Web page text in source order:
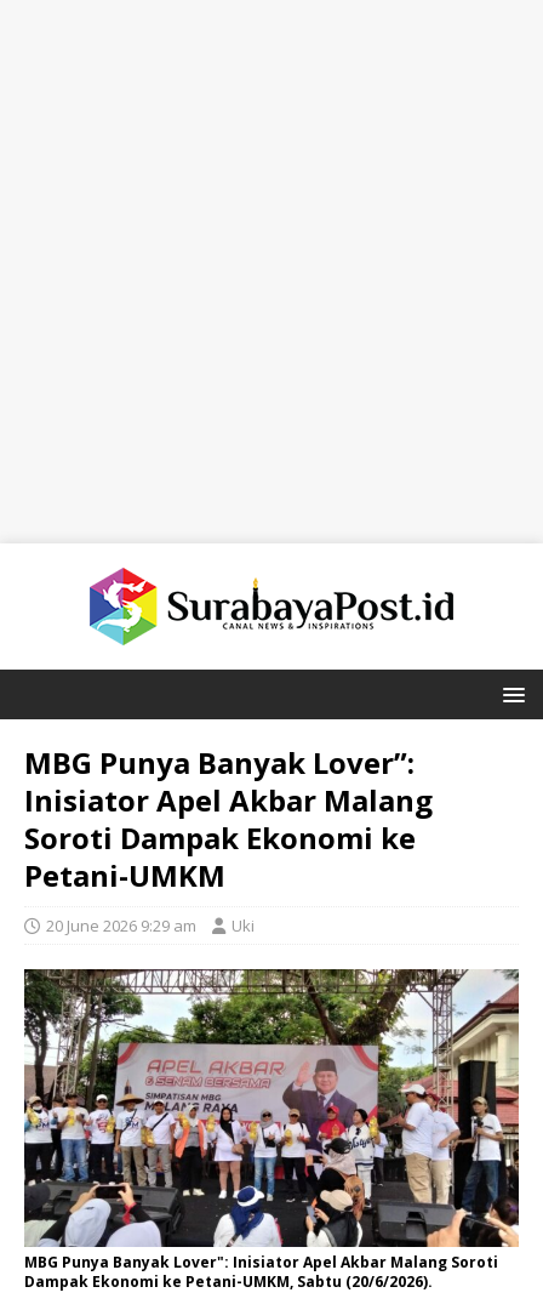
MBG Punya Banyak Lover”:
Inisiator Apel Akbar Malang
Soroti Dampak Ekonomi ke
Petani-UMKM
20 June 2026 9:29 am Uki
MBG Punya Banyak Lover": Inisiator Apel Akbar Malang Soroti
Dampak Ekonomi ke Petani-UMKM, Sabtu (20/6/2026).